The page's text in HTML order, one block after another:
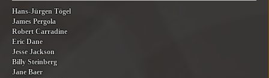
Hans-Jürgen Tögel
James Pergola
Robert Carradine
Eric Dane
Jesse Jackson
Billy Steinberg
Jane Baer